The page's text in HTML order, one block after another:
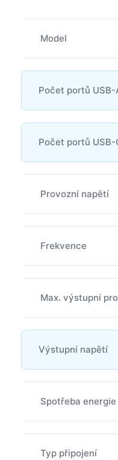
Model
Počet portů USB-
Počet portů USB-
Provozní napětí
Frekvence
Max. výstupní
Výstupní napětí
Spotřeba energie
Typ připojení